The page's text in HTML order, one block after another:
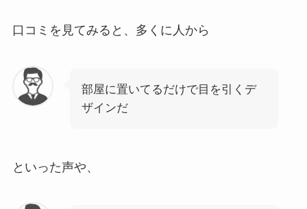
口コミを見てみると、多くに人から
部屋に置いてるだけで目を引くデ
ザインだ
といった声や、